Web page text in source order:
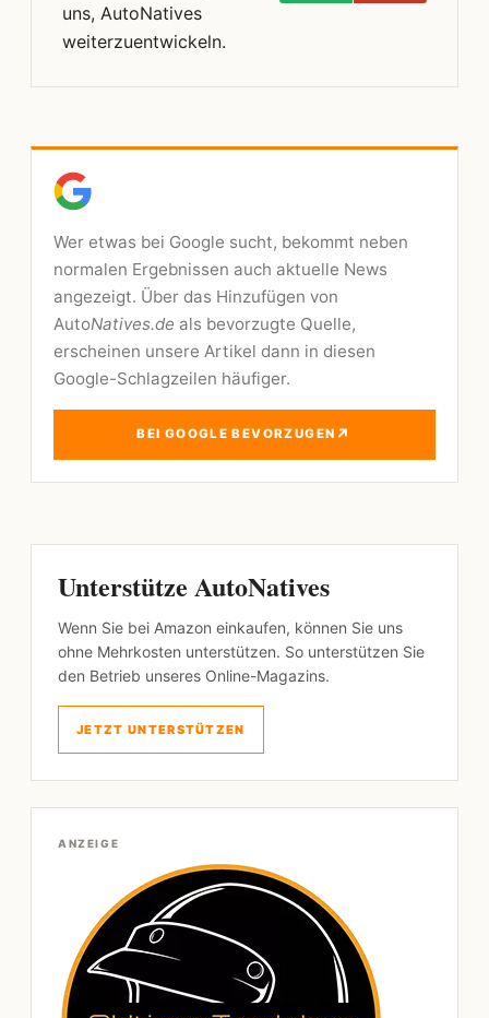
uns, AutoNatives
weiterzuentwickeln.
Wer etwas bei Google sucht, bekommt neben
normalen Ergebnissen auch aktuelle News
angezeigt. Über das Hinzufügen von
AutoNatives.de als bevorzugte Quelle,
erscheinen unsere Artikel dann in diesen
Google-Schlagzeilen häufiger.
BEI GOOGLE BEVORZUGEN ↗
Unterstütze AutoNatives
Wenn Sie bei Amazon einkaufen, können Sie uns
ohne Mehrkosten unterstützen. So unterstützen Sie
den Betrieb unseres Online-Magazins.
JETZT UNTERSTÜTZEN
ANZEIGE